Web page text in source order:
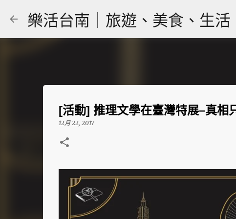
樂活台南｜旅遊、美食、生
[活動] 推理文學在臺灣特展–真相
12月 22, 2017